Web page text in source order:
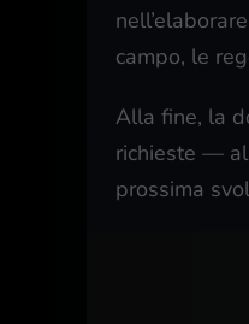
campo, le
Alla fine, la
richieste —
prossima